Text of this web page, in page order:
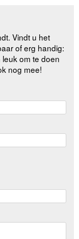
Vindt u het
of erg handig:
om te doen
nog mee!